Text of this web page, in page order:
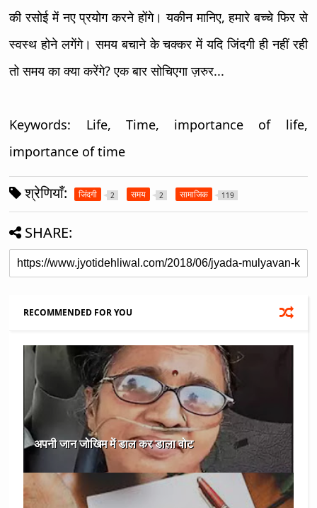
की रसोई में नए प्रयोग करने होंगे। यकीन मानिए, हमारे बच्चे फिर से
स्वस्थ होने लगेंगे। समय बचाने के चक्कर में यदि जिंदगी ही नहीं रही
तो समय का क्या करेंगे? एक बार सोचिएगा ज़रुर...
Keywords: Life, Time, importance of life,
importance of time
श्रेणियाँ: जिंदगी 2 समय 2 सामाजिक 119
SHARE:
RECOMMENDED FOR YOU
अपनी जान जोखिम में डाल कर डाला वोट